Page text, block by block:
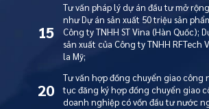
15
Tư vấn pháp lý dự án đầu tư mở
như Dự án sản xuất 50 triệu sản
Công ty TNHH ST Vina (Hàn Quốc);
sản xuất của Công ty TNHH RFTech
la Mỹ;
20
Tư vấn hợp đồng chuyển giao công
tục đăng ký hợp đồng chuyển giao
doanh nghiệp có vốn đầu tư nước